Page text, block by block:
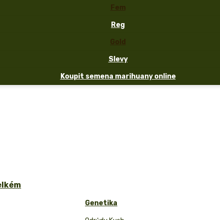
Fem
Reg
Gold
Slevy
Koupit semena marihuany online
Genetika